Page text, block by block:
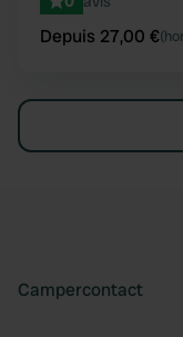
Depuis 27,00 €
Campercontact